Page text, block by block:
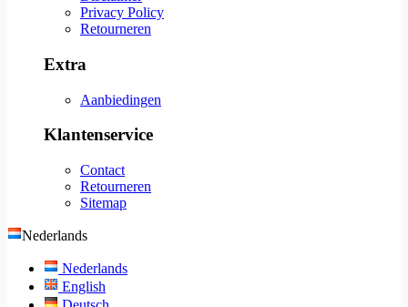
Privacy Policy
Retourneren
Extra
Aanbiedingen
Klantenservice
Contact
Retourneren
Sitemap
Nederlands
Nederlands
English